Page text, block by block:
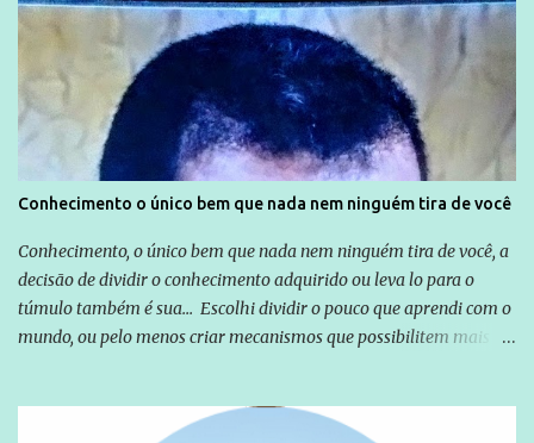
Globo manteve com o Grupo Odebrecht, citada na delação de
Emílio Odebrecht. Lula sempre atuou para promover o Brasil no
exterior, e não para promover determinadas empresas ou
empresários" Assina a nota o advogado Cristiano Zanin Martins
Conhecimento o único bem que nada nem ninguém tira de você
Conhecimento, o único bem que nada nem ninguém tira de você, a
decisão de dividir o conhecimento adquirido ou leva lo para o
túmulo também é sua... Escolhi dividir o pouco que aprendi com o
mundo, ou pelo menos criar mecanismos que possibilitem mais e
empreendedor da comunicação, que além de informação